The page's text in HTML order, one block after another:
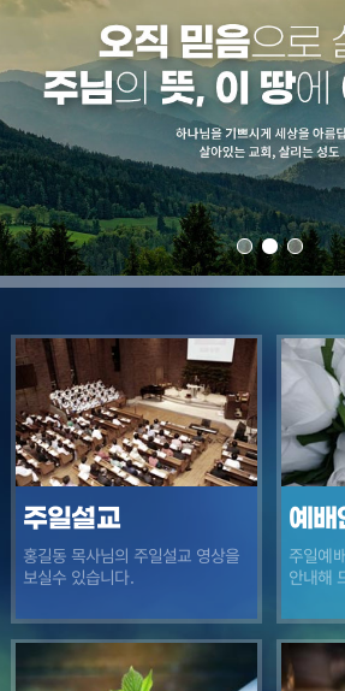
주일설교
홍길동 목사님의 주일설교 영상을
보실수 있습니다.
예배
주일예
안내해